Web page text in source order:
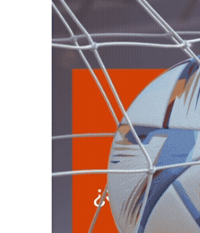
Agentes Retencion La Rioja
CUIT 0-1-2-3-4-…
VIE 7/8
NACIONAL
7 NACIONAL
Agentes SIRCAR 2a Quinc
CUIT 0-1-2-3-4-…
7 Autonomos
CUIT 7-8-9-…
NACIONAL